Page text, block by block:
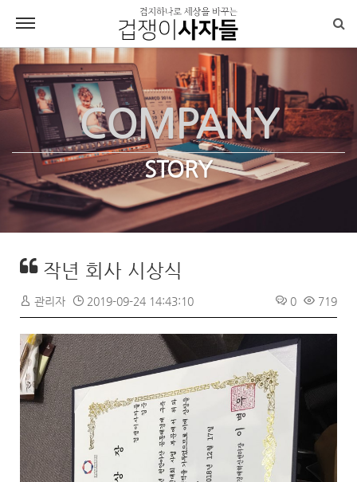
COMPANY
STORY
작년 회사 시상식
관리자 2019-09-24 14:43:10 0 719